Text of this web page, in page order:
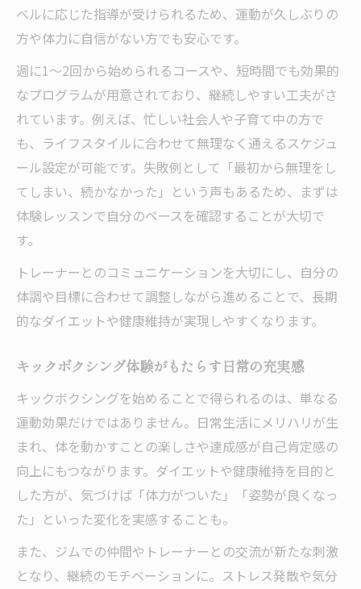
ベルに応じた指導が受けられるため、運動が久しぶりの
方や体力に自信がない方でも安心です。
週に1～2回から始められるコースや、短時間でも効果的
なプログラムが用意されており、継続しやすい工夫がさ
れています。例えば、忙しい社会人や子育て中の方で
も、ライフスタイルに合わせて無理なく通えるスケジュ
ール設定が可能です。失敗例として「最初から無理をし
てしまい、続かなかった」という声もあるため、まずは
体験レッスンで自分のペースを確認することが大切で
す。
トレーナーとのコミュニケーションを大切にし、自分の
体調や目標に合わせて調整しながら進めることで、長期
的なダイエットや健康維持が実現しやすくなります。
キックボクシング体験がもたらす日常の充実感
キックボクシングを始めることで得られるのは、単なる
運動効果だけではありません。日常生活にメリハリが生
まれ、体を動かすことの楽しさや達成感が自己肯定感の
向上にもつながります。ダイエットや健康維持を目的と
した方が、気づけば「体力がついた」「姿勢が良くなっ
た」といった変化を実感することも。
また、ジムでの仲間やトレーナーとの交流が新たな刺激
となり、継続のモチベーションに。ストレス発散や気分